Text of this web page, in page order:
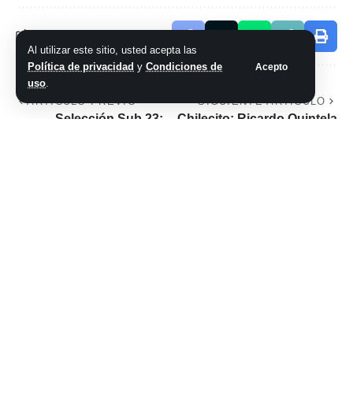
Al utilizar este sitio, usted acepta las
Política de privacidad y Condiciones de
uso.
Acepto
ARTÍCULO PREVIO
Selección Sub 23:
SIGUIENTE ARTÍCULO
Chilecito: Ricardo Quintela